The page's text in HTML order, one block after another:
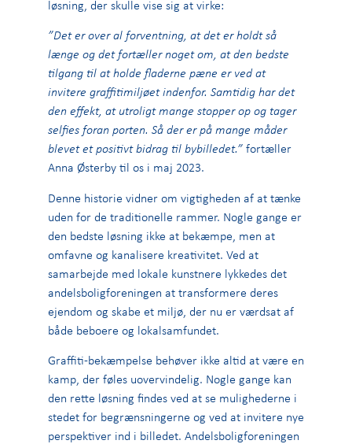
løsning, der skulle vise sig at virke:
”Det er over al forventning, at det er holdt så
længe og det fortæller noget om, at den bedste
tilgang til at holde fladerne pæne er ved at
invitere graffitimiljøet indenfor. Samtidig har det
den effekt, at utroligt mange stopper op og tager
selfies foran porten. Så der er på mange måder
blevet et positivt bidrag til bybilledet.”fortæller
Anna Østerby til os i maj 2023.
Denne historie vidner om vigtigheden af at tænke
uden for de traditionelle rammer. Nogle gange er
den bedste løsning ikke at bekæmpe, men at
omfavne og kanalisere kreativitet. Ved at
samarbejde med lokale kunstnere lykkedes det
andelsboligforeningen at transformere deres
ejendom og skabe et miljø, der nu er værdsat af
både beboere og lokalsamfundet.
Graffiti-bekæmpelse behøver ikke altid at være en
kamp, der føles uovervindelig. Nogle gange kan
den rette løsning findes ved at se mulighederne i
stedet for begrænsningerne og ved at invitere nye
perspektiver ind i billedet. Andelsboligforeningen